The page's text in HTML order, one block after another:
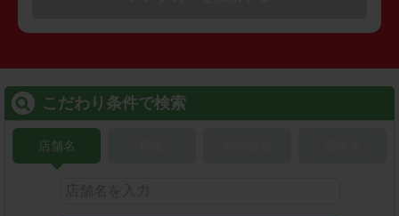
こだわり条件で検索
店舗名